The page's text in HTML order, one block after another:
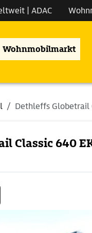
| ADAC
Wohnmobilmarkt
Dethleffs Globetrail
Classic 640